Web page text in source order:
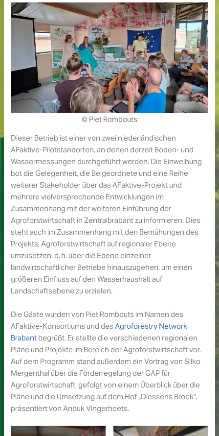
© Piet Rombouts
Dieser Betrieb ist einer von zwei niederländischen
AFaktive-Pilotstandorten, an denen derzeit Boden- und
Wassermessungen durchgeführt werden. Die Einweihung
bot die Gelegenheit, die Beigeordnete und eine Reihe
weiterer Stakeholder über das AFaktive-Projekt und
mehrere vielversprechende Entwicklungen im
Zusammenhang mit der weiteren Einführung der
Agroforstwirtschaft in Zentralbrabant zu informieren. Dies
steht auch im Zusammenhang mit den Bemühungen des
Projekts, Agroforstwirtschaft auf regionaler Ebene
umzusetzen, d. h. über die Ebene einzelner
landwirtschaftlicher Betriebe hinauszugehen, um einen
größeren Einfluss auf den Wasserhaushalt auf
Landschaftsebene zu erzielen.
Die Gäste wurden von Piet Rombouts im Namen des
AFaktive-Konsortiums und desAgroforestry Network
Brabant begrüßt. Er stellte die verschiedenen regionalen
Pläne und Projekte im Bereich der Agroforstwirtschaft vor.
Auf dem Programm stand außerdem ein Vortrag von Silko
Mergenthal über die Förderregelung der GAP für
Agroforstwirtschaft, gefolgt von einem Überblick über die
Pläne und die Umsetzung auf dem Hof „Diessens Broek“,
präsentiert von Anouk Vingerhoets.